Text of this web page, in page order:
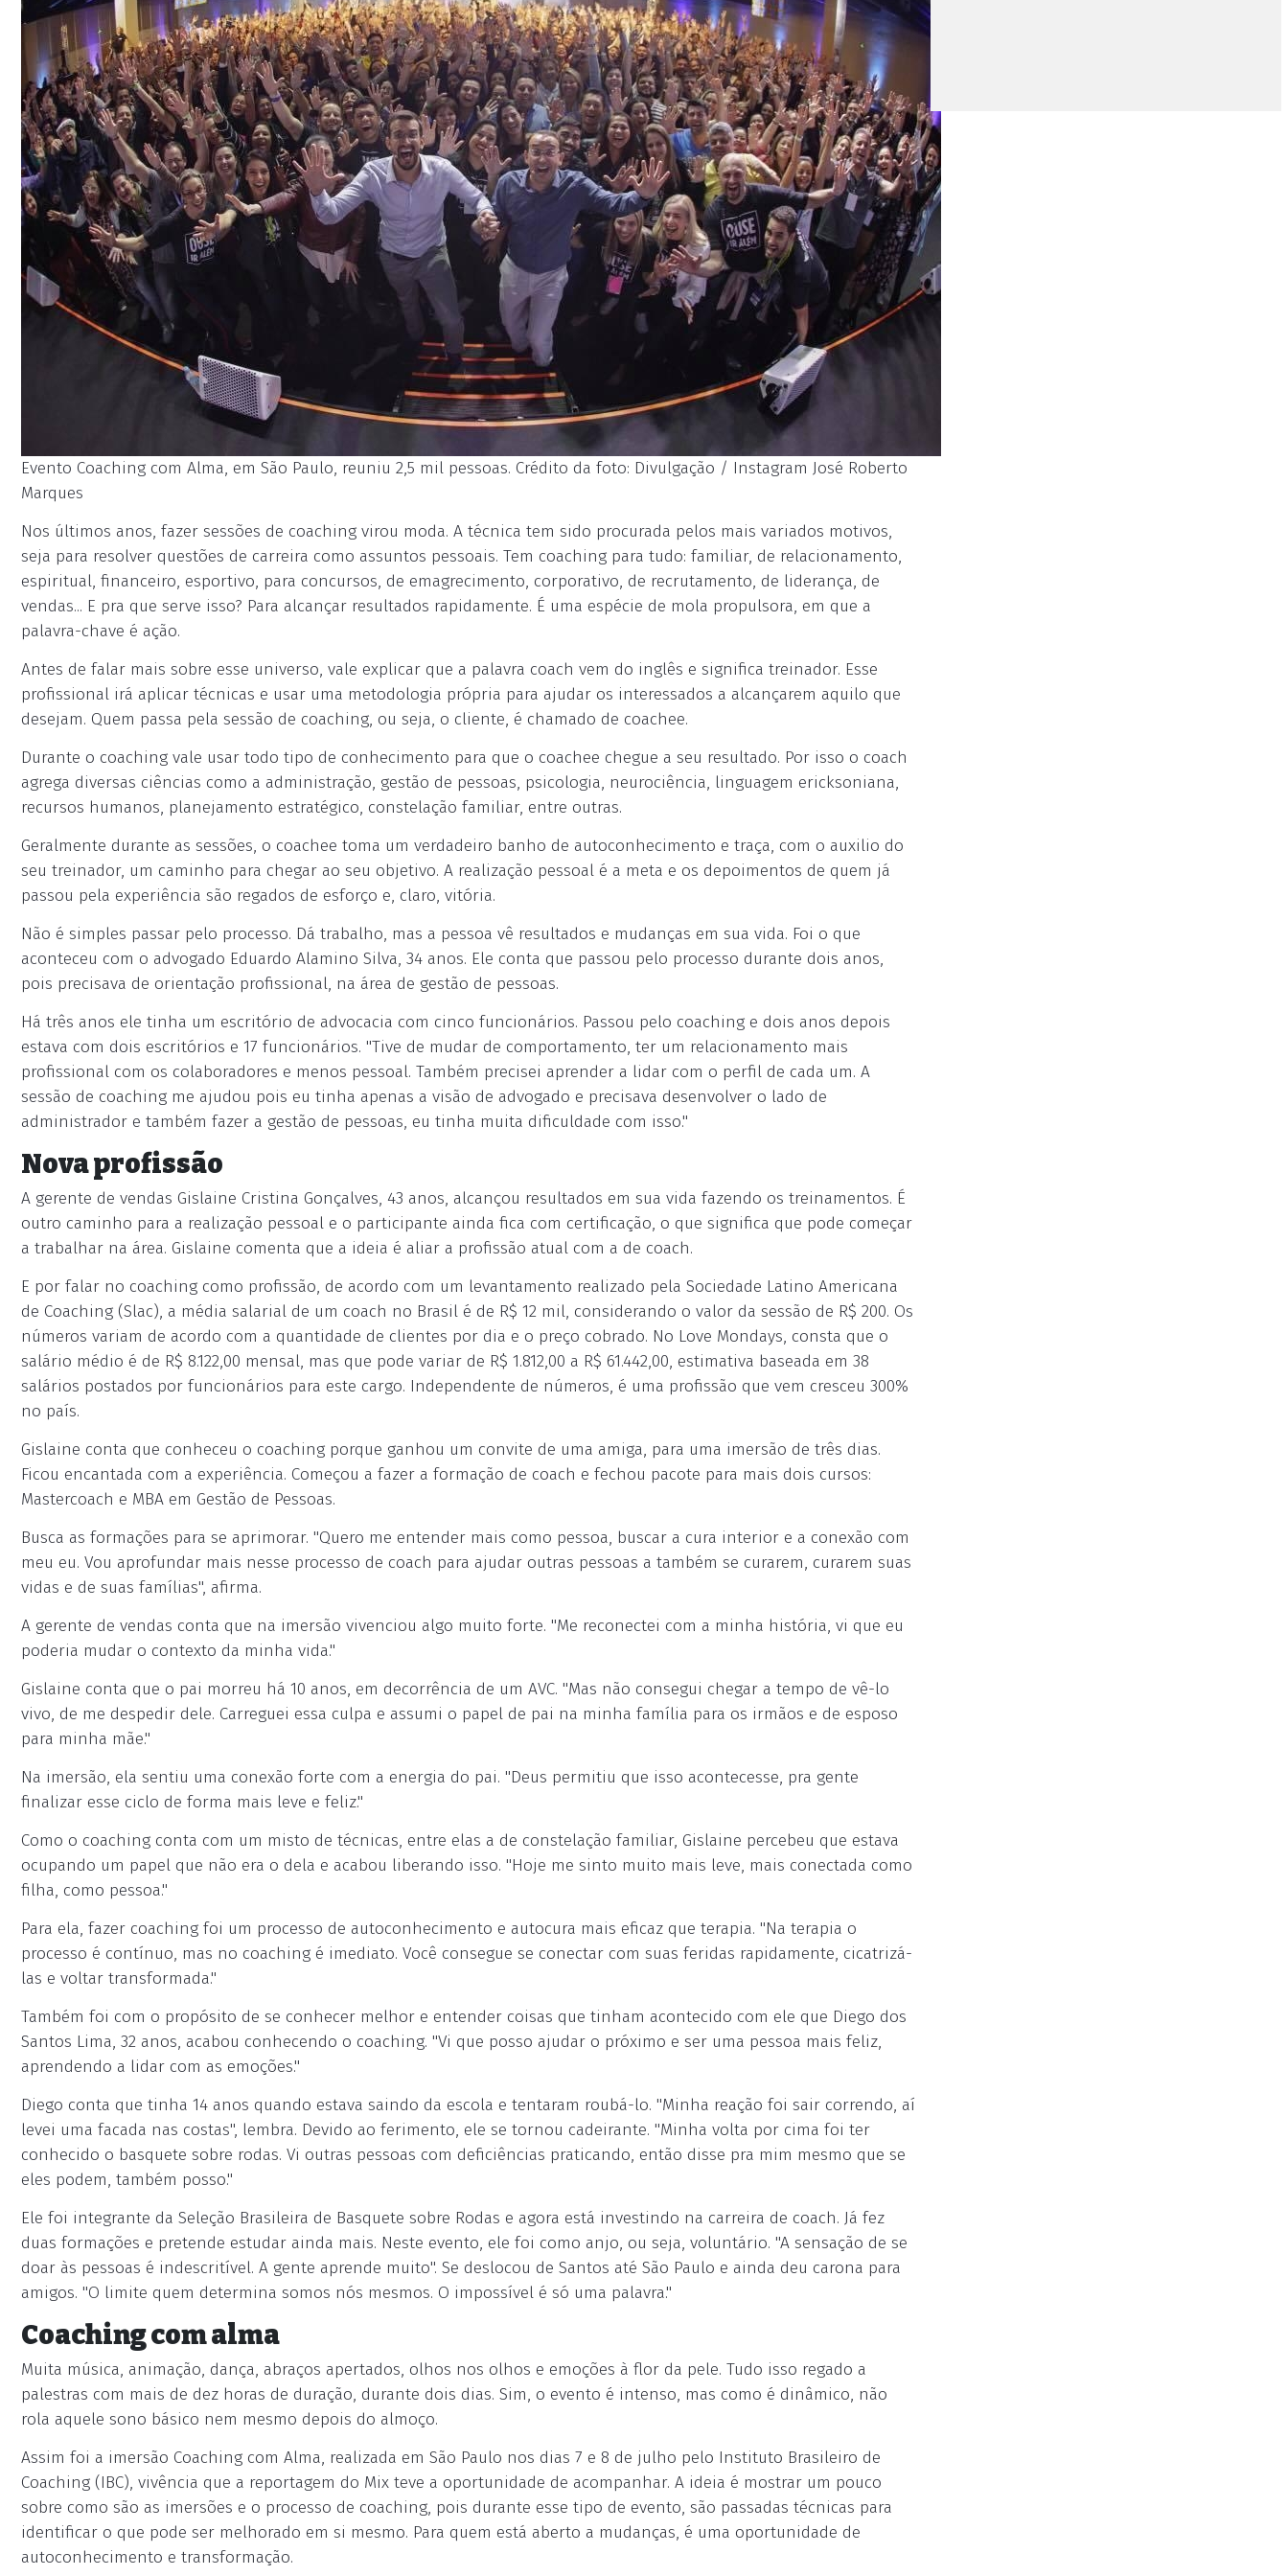
Evento Coaching com Alma, em São Paulo, reuniu 2,5 mil pessoas. Crédito da foto: Divulgação / Instagram José Roberto
Marques
Nos últimos anos, fazer sessões de coaching virou moda. A técnica tem sido procurada pelos mais variados motivos,
seja para resolver questões de carreira como assuntos pessoais. Tem coaching para tudo: familiar, de relacionamento,
espiritual, financeiro, esportivo, para concursos, de emagrecimento, corporativo, de recrutamento, de liderança, de
vendas... E pra que serve isso? Para alcançar resultados rapidamente. É uma espécie de mola propulsora, em que a
palavra-chave é ação.
Antes de falar mais sobre esse universo, vale explicar que a palavra coach vem do inglês e significa treinador. Esse
profissional irá aplicar técnicas e usar uma metodologia própria para ajudar os interessados a alcançarem aquilo que
desejam. Quem passa pela sessão de coaching, ou seja, o cliente, é chamado de coachee.
Durante o coaching vale usar todo tipo de conhecimento para que o coachee chegue a seu resultado. Por isso o coach
agrega diversas ciências como a administração, gestão de pessoas, psicologia, neurociência, linguagem ericksoniana,
recursos humanos, planejamento estratégico, constelação familiar, entre outras.
Geralmente durante as sessões, o coachee toma um verdadeiro banho de autoconhecimento e traça, com o auxilio do
seu treinador, um caminho para chegar ao seu objetivo. A realização pessoal é a meta e os depoimentos de quem já
passou pela experiência são regados de esforço e, claro, vitória.
Não é simples passar pelo processo. Dá trabalho, mas a pessoa vê resultados e mudanças em sua vida. Foi o que
aconteceu com o advogado Eduardo Alamino Silva, 34 anos. Ele conta que passou pelo processo durante dois anos,
pois precisava de orientação profissional, na área de gestão de pessoas.
Há três anos ele tinha um escritório de advocacia com cinco funcionários. Passou pelo coaching e dois anos depois
estava com dois escritórios e 17 funcionários. "Tive de mudar de comportamento, ter um relacionamento mais
profissional com os colaboradores e menos pessoal. Também precisei aprender a lidar com o perfil de cada um. A
sessão de coaching me ajudou pois eu tinha apenas a visão de advogado e precisava desenvolver o lado de
administrador e também fazer a gestão de pessoas, eu tinha muita dificuldade com isso."
Nova profissão
A gerente de vendas Gislaine Cristina Gonçalves, 43 anos, alcançou resultados em sua vida fazendo os treinamentos. É
outro caminho para a realização pessoal e o participante ainda fica com certificação, o que significa que pode começar
a trabalhar na área. Gislaine comenta que a ideia é aliar a profissão atual com a de coach.
E por falar no coaching como profissão, de acordo com um levantamento realizado pela Sociedade Latino Americana
de Coaching (Slac), a média salarial de um coach no Brasil é de R$ 12 mil, considerando o valor da sessão de R$ 200. Os
números variam de acordo com a quantidade de clientes por dia e o preço cobrado. No Love Mondays, consta que o
salário médio é de R$ 8.122,00 mensal, mas que pode variar de R$ 1.812,00 a R$ 61.442,00, estimativa baseada em 38
salários postados por funcionários para este cargo. Independente de números, é uma profissão que vem cresceu 300%
no país.
Gislaine conta que conheceu o coaching porque ganhou um convite de uma amiga, para uma imersão de três dias.
Ficou encantada com a experiência. Começou a fazer a formação de coach e fechou pacote para mais dois cursos:
Mastercoach e MBA em Gestão de Pessoas.
Busca as formações para se aprimorar. "Quero me entender mais como pessoa, buscar a cura interior e a conexão com
meu eu. Vou aprofundar mais nesse processo de coach para ajudar outras pessoas a também se curarem, curarem suas
vidas e de suas famílias", afirma.
A gerente de vendas conta que na imersão vivenciou algo muito forte. "Me reconectei com a minha história, vi que eu
poderia mudar o contexto da minha vida."
Gislaine conta que o pai morreu há 10 anos, em decorrência de um AVC. "Mas não consegui chegar a tempo de vê-lo
vivo, de me despedir dele. Carreguei essa culpa e assumi o papel de pai na minha família para os irmãos e de esposo
para minha mãe."
Na imersão, ela sentiu uma conexão forte com a energia do pai. "Deus permitiu que isso acontecesse, pra gente
finalizar esse ciclo de forma mais leve e feliz."
Como o coaching conta com um misto de técnicas, entre elas a de constelação familiar, Gislaine percebeu que estava
ocupando um papel que não era o dela e acabou liberando isso. "Hoje me sinto muito mais leve, mais conectada como
filha, como pessoa."
Para ela, fazer coaching foi um processo de autoconhecimento e autocura mais eficaz que terapia. "Na terapia o
processo é contínuo, mas no coaching é imediato. Você consegue se conectar com suas feridas rapidamente, cicatrizá-
las e voltar transformada."
Também foi com o propósito de se conhecer melhor e entender coisas que tinham acontecido com ele que Diego dos
Santos Lima, 32 anos, acabou conhecendo o coaching. "Vi que posso ajudar o próximo e ser uma pessoa mais feliz,
aprendendo a lidar com as emoções."
Diego conta que tinha 14 anos quando estava saindo da escola e tentaram roubá-lo. "Minha reação foi sair correndo, aí
levei uma facada nas costas", lembra. Devido ao ferimento, ele se tornou cadeirante. "Minha volta por cima foi ter
conhecido o basquete sobre rodas. Vi outras pessoas com deficiências praticando, então disse pra mim mesmo que se
eles podem, também posso."
Ele foi integrante da Seleção Brasileira de Basquete sobre Rodas e agora está investindo na carreira de coach. Já fez
duas formações e pretende estudar ainda mais. Neste evento, ele foi como anjo, ou seja, voluntário. "A sensação de se
doar às pessoas é indescritível. A gente aprende muito". Se deslocou de Santos até São Paulo e ainda deu carona para
amigos. "O limite quem determina somos nós mesmos. O impossível é só uma palavra."
Coaching com alma
Muita música, animação, dança, abraços apertados, olhos nos olhos e emoções à flor da pele. Tudo isso regado a
palestras com mais de dez horas de duração, durante dois dias. Sim, o evento é intenso, mas como é dinâmico, não
rola aquele sono básico nem mesmo depois do almoço.
Assim foi a imersão Coaching com Alma, realizada em São Paulo nos dias 7 e 8 de julho pelo Instituto Brasileiro de
Coaching (IBC), vivência que a reportagem do Mix teve a oportunidade de acompanhar. A ideia é mostrar um pouco
sobre como são as imersões e o processo de coaching, pois durante esse tipo de evento, são passadas técnicas para
identificar o que pode ser melhorado em si mesmo. Para quem está aberto a mudanças, é uma oportunidade de
autoconhecimento e transformação.